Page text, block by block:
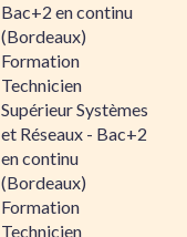
Bac+2 en continu
(Bordeaux)
Formation
Technicien
Supérieur Systèmes
et Réseaux - Bac+2
en continu
(Bordeaux)
Formation
Technicien